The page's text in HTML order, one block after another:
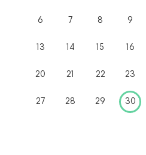
6 7 8 9
13 14 15 16
20 21 22 23
27 28 29 30